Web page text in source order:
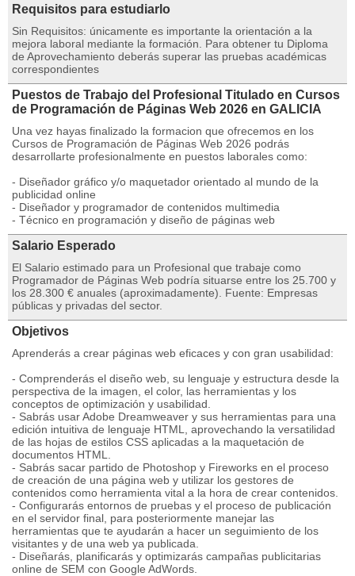
Requisitos para estudiarlo
Sin Requisitos: únicamente es importante la orientación a la
mejora laboral mediante la formación. Para obtener tu Diploma
de Aprovechamiento deberás superar las pruebas académicas
correspondientes
Puestos de Trabajo del Profesional Titulado en Cursos
de Programación de Páginas Web 2026 en GALICIA
Una vez hayas finalizado la formacion que ofrecemos en los
Cursos de Programación de Páginas Web 2026 podrás
desarrollarte profesionalmente en puestos laborales como:
- Diseñador gráfico y/o maquetador orientado al mundo de la
publicidad online
- Diseñador y programador de contenidos multimedia
- Técnico en programación y diseño de páginas web
Salario Esperado
El Salario estimado para un Profesional que trabaje como
Programador de Páginas Web podría situarse entre los 25.700 y
los 28.300 € anuales (aproximadamente). Fuente: Empresas
públicas y privadas del sector.
Objetivos
Aprenderás a crear páginas web eficaces y con gran usabilidad:
- Comprenderás el diseño web, su lenguaje y estructura desde la
perspectiva de la imagen, el color, las herramientas y los
conceptos de optimización y usabilidad.
- Sabrás usar Adobe Dreamweaver y sus herramientas para una
edición intuitiva de lenguaje HTML, aprovechando la versatilidad
de las hojas de estilos CSS aplicadas a la maquetación de
documentos HTML.
- Sabrás sacar partido de Photoshop y Fireworks en el proceso
de creación de una página web y utilizar los gestores de
contenidos como herramienta vital a la hora de crear contenidos.
- Configurarás entornos de pruebas y el proceso de publicación
en el servidor final, para posteriormente manejar las
herramientas que te ayudarán a hacer un seguimiento de los
visitantes y de una web ya publicada.
- Diseñarás, planificarás y optimizarás campañas publicitarias
online de SEM con Google AdWords.